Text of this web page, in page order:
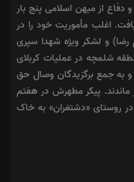
از میهن اسلامی پنج بار
اغلب مأموریت خود را در
و تدارکات تیپ ( ۲۱ امام رضا) و لشکر ویژه شهدا سپری
در تاریخ ۱۳۶۵/۱۰/۲۷ در منطقه شلمچه در عملیات کربلای
و به جمع برگزیدگان وصال حق
ماندند. پیکر مطهرش در هفتم
طبس در روستای «دشتغران» به خاک